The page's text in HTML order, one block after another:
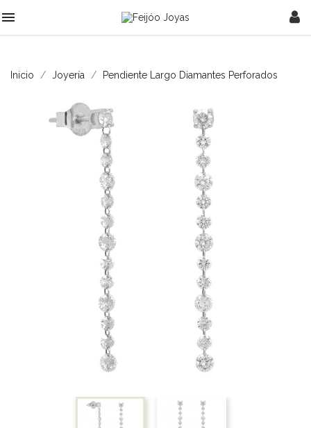

Inicio Joyería Pendiente Largo Diamantes Perforados